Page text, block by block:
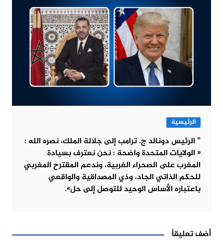
الرئيسية
” الرئيس دونالد ج. ترامب إلى جلالة الملك، نصره الله :
« الولايات المتحدة واضحة : نحن نعترف بسيادة
المغرب على الصحراء الغربية، وندعم المقترح المغربي
للحكم الذاتي الجاد، وذي المصداقية والواقعي
باعتباره الأساس الوحيد للتوصل إلى حل».
أضف تعليقاً